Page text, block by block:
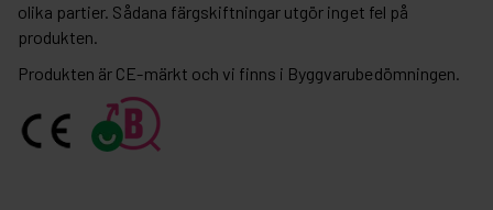
olika partier. Sådana färgskiftningar utgör inget fel på
produkten.
Produkten är CE-märkt och vi finns i Byggvarubedömningen.